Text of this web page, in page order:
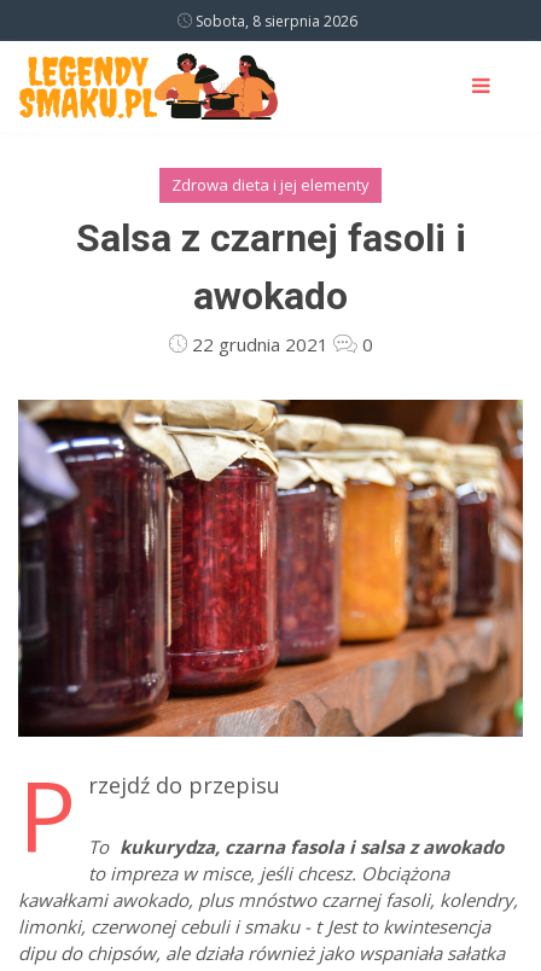
Sobota, 8 sierpnia 2026
Zdrowa dieta i jej elementy
Salsa z czarnej fasoli i
awokado
22 grudnia 2021 0
P rzejdź do przepisu
To kukurydza, czarna fasola i salsa z awokado
to impreza w misce, jeśli chcesz. Obciążona
kawałkami awokado, plus mnóstwo czarnej fasoli, kolendry,
limonki, czerwonej cebuli i smaku - t Jest to kwintesencja
dipu do chipsów, ale działa również jako wspaniała sałatka